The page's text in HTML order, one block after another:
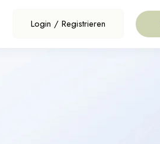
Login / Registrieren